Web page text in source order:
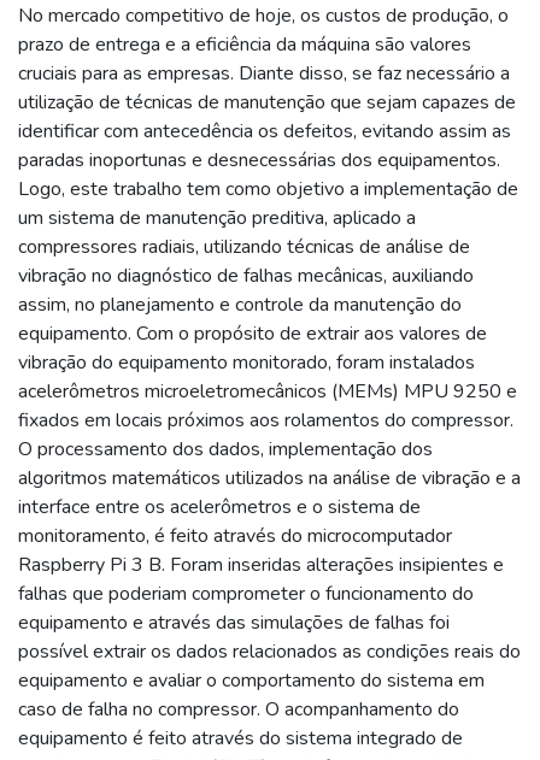
No mercado competitivo de hoje, os custos de produção, o
prazo de entrega e a eficiência da máquina são valores
cruciais para as empresas. Diante disso, se faz necessário a
utilização de técnicas de manutenção que sejam capazes de
identificar com antecedência os defeitos, evitando assim as
paradas inoportunas e desnecessárias dos equipamentos.
Logo, este trabalho tem como objetivo a implementação de
um sistema de manutenção preditiva, aplicado a
compressores radiais, utilizando técnicas de análise de
vibração no diagnóstico de falhas mecânicas, auxiliando
assim, no planejamento e controle da manutenção do
equipamento. Com o propósito de extrair aos valores de
vibração do equipamento monitorado, foram instalados
acelerômetros microeletromecânicos (MEMs) MPU 9250 e
fixados em locais próximos aos rolamentos do compressor.
O processamento dos dados, implementação dos
algoritmos matemáticos utilizados na análise de vibração e a
interface entre os acelerômetros e o sistema de
monitoramento, é feito através do microcomputador
Raspberry Pi 3 B. Foram inseridas alterações insipientes e
falhas que poderiam comprometer o funcionamento do
equipamento e através das simulações de falhas foi
possível extrair os dados relacionados as condições reais do
equipamento e avaliar o comportamento do sistema em
caso de falha no compressor. O acompanhamento do
equipamento é feito através do sistema integrado de